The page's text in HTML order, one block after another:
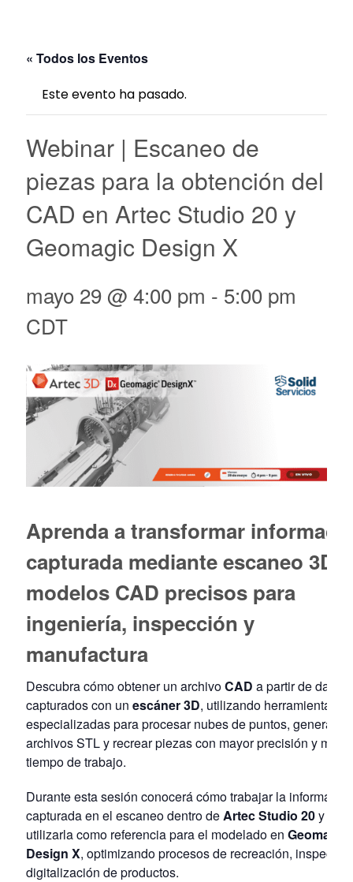
« Todos los Eventos
Este evento ha pasado.
Webinar | Escaneo de
piezas para la obtención del
CAD en Artec Studio 20 y
Geomagic Design X
mayo 29 @ 4:00 pm - 5:00 pm
CDT
Aprenda a transformar
capturada mediante escaneo 3D
modelos CAD precisos para
ingeniería, inspección y
manufactura
Descubra cómo obtener un archivoCAD a partir de datos
capturados con un escáner 3D, utilizando herramientas
especializadas para procesar nubes de puntos, generar
archivos STL y recrear piezas con mayor precisión y
tiempo de trabajo.
Durante esta sesión conocerá cómo trabajar la
capturada en el escaneo dentro de Artec Studio 20y
utilizarla como referencia para el modelado en Geomagic
Design X, optimizando procesos de recreación,
digitalización de productos.